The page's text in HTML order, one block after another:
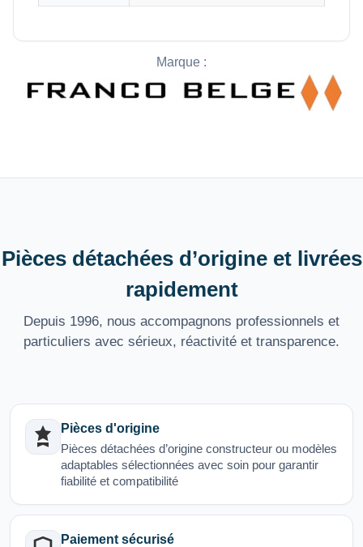
Marque :
Pièces détachées d’origine et livrées
rapidement
Depuis 1996, nous accompagnons professionnels et
particuliers avec sérieux, réactivité et transparence.
Pièces d'origine
Pièces détachées d’origine constructeur ou modèles
adaptables sélectionnées avec soin pour garantir
fiabilité et compatibilité
Paiement sécurisé